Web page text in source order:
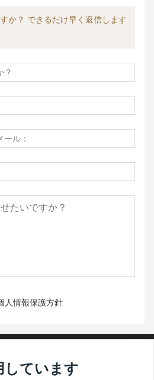
か？ できるだけ早く返信します
人情報保護方針
しています